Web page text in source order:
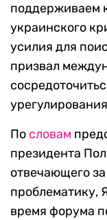
поддерживаем
украинского
усилия для
призвал
По словам
президента
отвечающего
проблематику,
время форума